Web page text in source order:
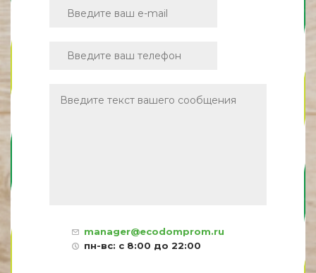
manager@ecodomprom.ru
пн-вс: с 8:00 до 22:00